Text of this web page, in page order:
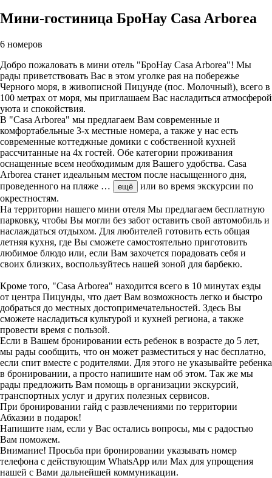
Мини-гостиница БроНау Casa Arborea
6 номеров
Добро пожаловать в мини отель "БроНау Casa Arborea"! Мы
рады приветствовать Вас в этом уголке рая на побережье
Черного моря, в живописной Пицунде (пос. Молочный), всего в
100 метрах от моря, мы приглашаем Вас насладиться атмосферой
уюта и спокойствия.
В "Casa Arborea" мы предлагаем Вам современные и
комфортабельные 3-х местные номера, а также у нас есть
современные коттеджные домики с собственной кухней
рассчитанные на 4х гостей. Обе категории проживания
оснащенные всем необходимым для Вашего удобства. Casa
Arborea станет идеальным местом после насыщенного дня,
проведенного на пляже … ещё
или во время экскурсии по
окрестностям.
На территории нашего мини отеля Мы предлагаем бесплатную
парковку, чтобы Вы могли без забот оставить свой автомобиль и
наслаждаться отдыхом. Для любителей готовить есть общая
летняя кухня, где Вы сможете самостоятельно приготовить
любимое блюдо или, если Вам захочется порадовать себя и
своих близких, воспользуйтесь нашей зоной для барбекю.
Кроме того, "Casa Arborea" находится всего в 10 минутах езды
от центра Пицунды, что дает Вам возможность легко и быстро
добраться до местных достопримечательностей. Здесь Вы
сможете насладиться культурой и кухней региона, а также
провести время с пользой.
Если в Вашем бронировании есть ребенок в возрасте до 5 лет,
мы рады сообщить, что он может разместиться у нас бесплатно,
если спит вместе с родителями. Для этого не указывайте ребенка
в бронировании, а просто напишите нам об этом. Так же мы
рады предложить Вам помощь в организации экскурсий,
транспортных услуг и других полезных сервисов.
При бронировании гайд с развлечениями по территории
Абхазии в подарок!
Напишите нам, если у Вас остались вопросы, мы с радостью
Вам поможем.
Внимание! Просьба при бронировании указывать номер
телефона с действующим WhatsApp или Max для упрощения
нашей с Вами дальнейшей коммуникации.